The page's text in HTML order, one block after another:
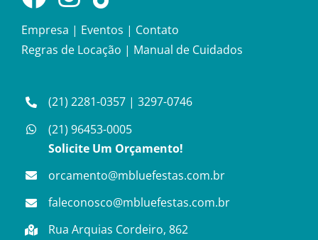
Empresa | Eventos | Contato
Regras de Locação | Manual de Cuidados
(21) 2281-0357 |3297-0746
(21) 96453-0005
Solicite Um Orçamento!
orcamento@mbluefestas.com.br
faleconosco@mbluefestas.com.br
Rua Arquias Cordeiro, 862